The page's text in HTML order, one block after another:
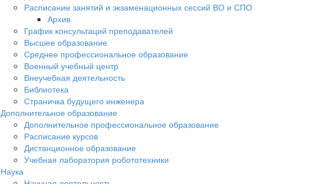
Расписание занятий и экзаменационных сессий ВО и СПО
Архив
График консультаций преподавателей
Высшее образование
Среднее профессиональное образование
Военный учебный центр
Внеучебная деятельность
Библиотека
Страничка будущего инженера
Дополнительное образование
Дополнительное профессиональное образование
Расписание курсов
Дистанционное образование
Учебная лаборатория робототехники
Наука